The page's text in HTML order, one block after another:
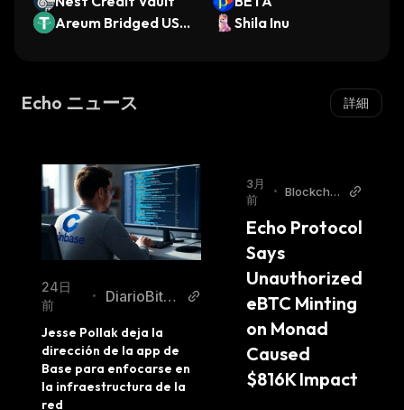
Areum Bridged USD
Shila Inu
Echo ニュース 詳細
24日
前
•
DiarioBitco
Jesse Pollak deja la
dirección de la app de
Base para enfocarse en
la infraestructura de la
red
3月
前
• Blockchai
Echo Protocol
Says
Unauthorized
eBTC Minting
on Monad
Caused
$816K Impact